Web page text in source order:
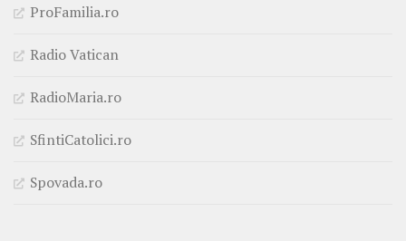
ProFamilia.ro
Radio Vatican
RadioMaria.ro
SfintiCatolici.ro
Spovada.ro